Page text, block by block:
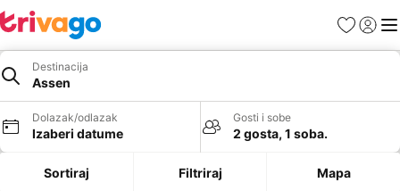
FavoritiPrijavi
Destinacija
Assen
Dolazak/odlazak
Izaberi datume
Gosti i sobe
2 gosta, 1 soba.
Sortiraj Filtriraj Mapa